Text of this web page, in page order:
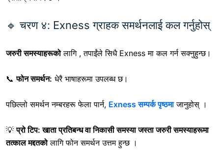
🔹 चरण ४: Exness ग्राहक समर्थनलाई कल गर्नुहोस्
जरुरी समस्याहरूकोलागि , तपाईंले सिधै Exness मा कल गर्न सक्नुहुन्छ।
📞फोन समर्थन: धेरै भाषाहरूमा उपलब्ध छ।
पछिल्लो समर्थन नम्बरहरू फेला पार्न, Exness सम्पर्क पृष्ठमाजानुहोस् ।
💡प्रो टिप:खाता प्रतिबन्ध वा निकासी समस्या जस्ता जरुरी समस्याहरूमा
तत्काल मद्दतकोलागि फोन समर्थन उत्तम हुन्छ ।